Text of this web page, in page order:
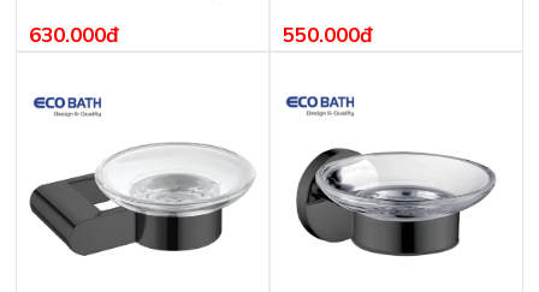
630.000đ 550.000đ